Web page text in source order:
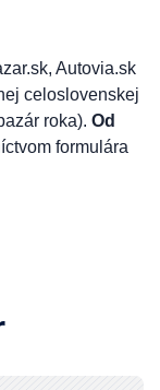
Autovia.sk
celoslovenskej
roka). Od
formulára